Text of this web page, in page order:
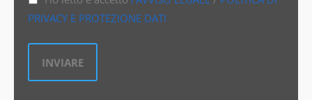
PRIVACY E PROTEZIONE DATI